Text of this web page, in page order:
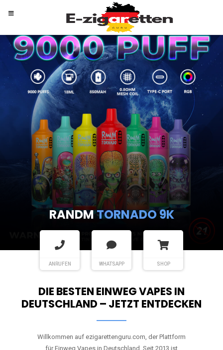
RANDMTORNADO 9K
ANRUFEN WHATSAPP SHOP
DIE BESTEN EINWEG VAPES IN
DEUTSCHLAND – JETZT ENTDECKEN
Willkommen auf ezigarettenguru.com, der Plattform